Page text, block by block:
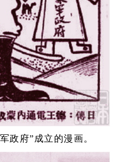
府”成立的漫画。